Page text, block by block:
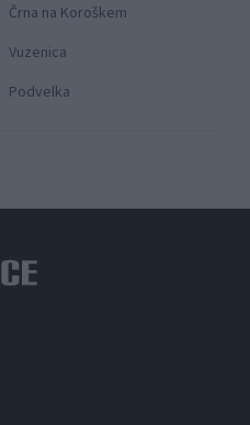
Črna na Koroškem
Vuzenica
Podvelka